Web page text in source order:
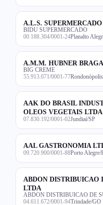
A.L.S.
BIDU SUPERMERCADO
00.188.304/0001-24Planalto
A.M.M. HUBNER BRAGA
BIG CREME
55.913.071/0001-77
AAK DO BRASIL
OLEOS VEGETAIS LTDA
07.830.192/0001-02Jundiaí/SP
AAL GASTRONOMIA
09.720.900/0001-88Porto Alegre/
ABDON DISTRIBUICAO
LTDA
ABDON DISTRIBUICAO DE
04.611.672/0001-94Trindade/GO